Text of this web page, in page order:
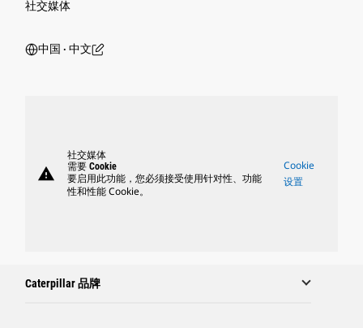
社交媒体
中国 ‧ 中文
warning
社交媒体
需要 Cookie
要启用此功能，您必须接受使用针对性、功能
性和性能 Cookie。
Cookie
设置
Caterpillar 品牌